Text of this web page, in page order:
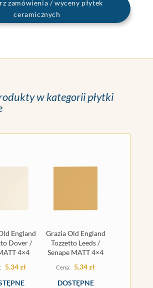
zamówienia / wyceny płytek
ceramicznych
w kategorii płytki
England
Dover /
4×4
5,34zł
Grazia Old England
Tozzetto Leeds /
Senape MATT 4×4
5,34zł
DOSTĘPNE